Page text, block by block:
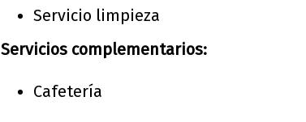
Servicio limpieza
Servicios complementarios:
Cafetería